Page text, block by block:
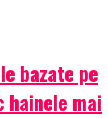
bazate pe
mai